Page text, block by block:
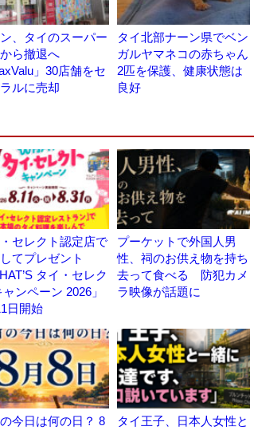
、タイのスーパー
ら撤退へ
」30店舗をセ
ルに売却
タイ北部ナーン県でベン
ガルヤマネコの赤ちゃん
2匹を保護、健康状態は
良好
セレクト認定店で
てプレゼント
タイ・セレク
ンペーン 2026」
日開始
プーケットで外国人男
性、祠のお供え物を持ち
去って食べる 防犯カメ
ラ映像が話題に
今日は何の日？ 8
タイ王子、日本人女性と